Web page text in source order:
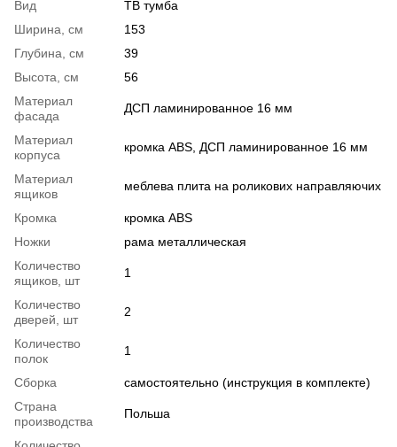
Вид
ТВ тумба
Ширина, см
153
Глубина, см
39
Высота, см
56
Материал
фасада
ДСП ламинированное 16 мм
Материал
корпуса
кромка ABS, ДСП ламинированное 16 мм
Материал
ящиков
меблева плита на роликових направляючих
Кромка
кромка ABS
Ножки
рама металлическая
Количество
ящиков, шт
1
Количество
дверей, шт
2
Количество
полок
1
Сборка
самостоятельно (инструкция в комплекте)
Страна
производства
Польша